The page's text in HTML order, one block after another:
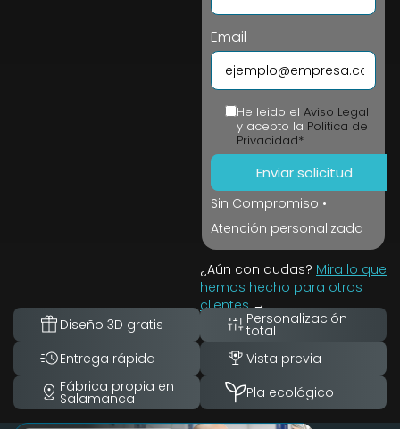
Email
He leido el Aviso Legal
y acepto la Politica de
Privacidad*
Sin Compromiso •
Atención personalizada
¿Aún con dudas? Mira lo que
hemos hecho para otros
clientes→
Diseño 3D gratis
Personalización
total
Entrega rápida
Vista previa
Fábrica propia en
Salamanca Pla ecológico